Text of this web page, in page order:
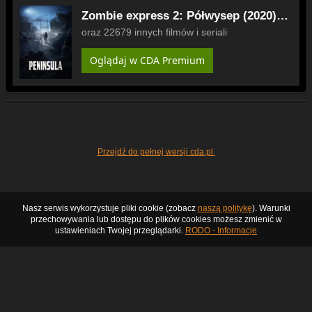
Zombie express 2: Półwysep (2020)
Lektor PL
oraz 22679 innych filmów i seriali
Oglądaj w CDA Premium
Przejdź do pełnej wersji cda.pl
Nasz serwis wykorzystuje pliki cookie (zobacz naszą politykę). Warunki
przechowywania lub dostępu do plików cookies możesz zmienić w
ustawieniach Twojej przeglądarki. RODO - Informacje